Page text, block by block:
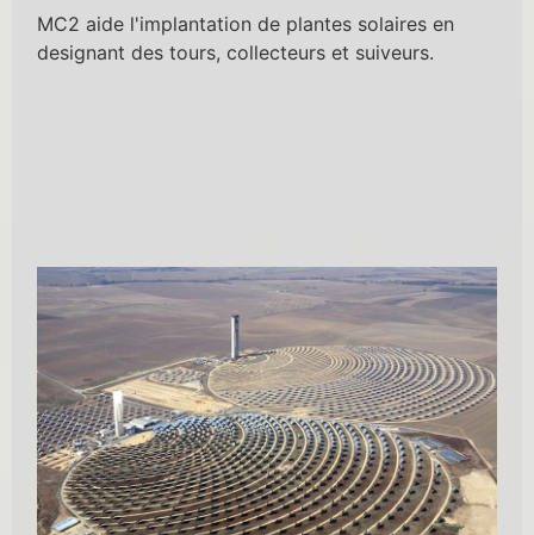
MC2 aide l'implantation de plantes solaires en
designant des tours, collecteurs et suiveurs.